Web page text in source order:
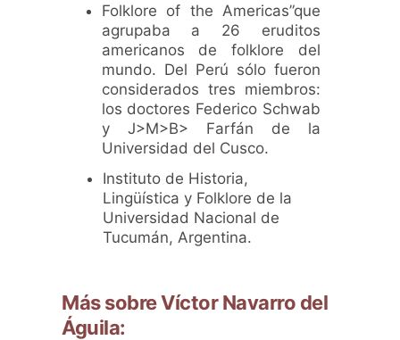
Folklore of the Americas”que
agrupaba a 26 eruditos
americanos de folklore del
mundo. Del Perú sólo fueron
considerados tres miembros:
los doctores Federico Schwab
y J>M>B> Farfán de la
Universidad del Cusco.
Instituto de Historia,
Lingüística y Folklore de la
Universidad Nacional de
Tucumán, Argentina.
Más sobre Víctor Navarro del
Águila: